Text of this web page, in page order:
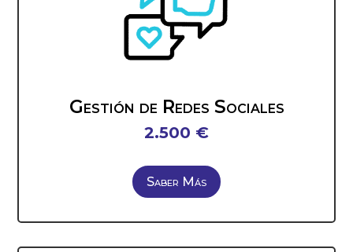
Gestión de Redes Sociales
2.500 €
Saber Más